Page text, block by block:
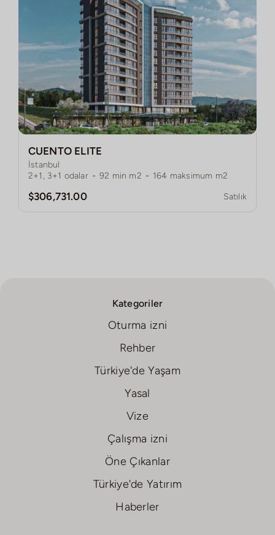
CUENTO ELITE
İstanbul
2+1, 3+1 odalar - 92 min m2 - 164 maksimum m2
$306,731.00 Satılık
Kategoriler
Oturma izni
Rehber
Türkiye'de Yaşam
Yasal
Vize
Çalışma izni
Öne Çıkanlar
Türkiye'de Yatırım
Haberler